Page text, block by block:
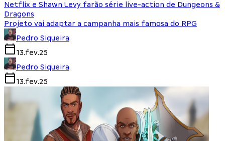
Netflix e Shawn Levy farão série live-action de Dungeons &
Dragons
Projeto vai adaptar a campanha mais famosa do RPG
Pedro Siqueira
13.fev.25
Pedro Siqueira
13.fev.25